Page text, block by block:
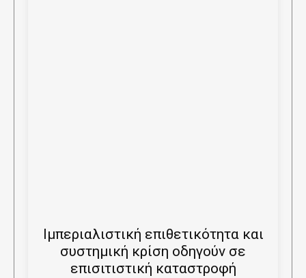
Ιμπεριαλιστική επιθετικότητα και
συστημική κρίση οδηγούν σε
επισιτιστική καταστροφή